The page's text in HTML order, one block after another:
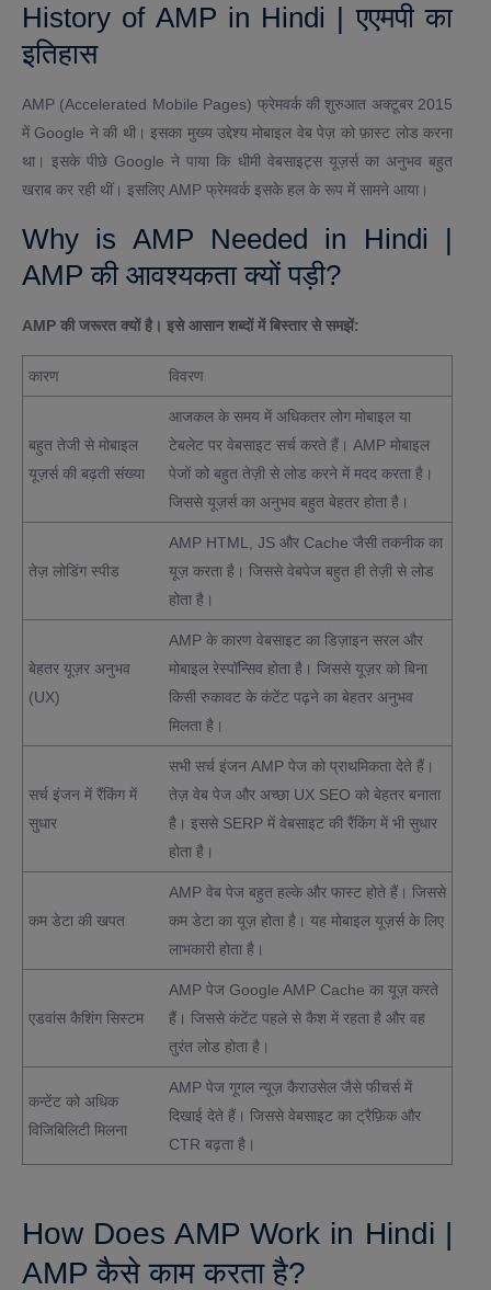
History of AMP in Hindi | एएमपी का
इतिहास
AMP (Accelerated Mobile Pages) फ्रेमवर्क की शुरुआत अक्टूबर 2015
में Google ने की थी। इसका मुख्य उद्देश्य मोबाइल वेब पेज़ को फ़ास्ट लोड करना
था। इसके पीछे Google ने पाया कि धीमी वेबसाइट्स यूज़र्स का अनुभव बहुत
खराब कर रही थीं। इसलिए AMP फ्रेमवर्क इसके हल के रूप में सामने आया।
Why is AMP Needed in Hindi |
AMP की आवश्यकता क्यों पड़ी?
AMP की जरूरत क्यों है। इसे आसान शब्दों में बिस्तार से समझें:
कारण विवरण
बहुत तेजी से मोबाइल
यूज़र्स की बढ़ती संख्या
आजकल के समय में अधिकतर लोग मोबाइल या
टेबलेट पर वेबसाइट सर्च करते हैं। AMP मोबाइल
पेजों को बहुत तेज़ी से लोड करने में मदद करता है।
जिससे यूज़र्स का अनुभव बहुत बेहतर होता है।
तेज़ लोडिंग स्पीड
AMP HTML, JS और Cache जैसी तकनीक का
यूज़ करता है। जिससे वेबपेज बहुत ही तेज़ी से लोड
होता है।
बेहतर यूज़र अनुभव
(UX)
AMP के कारण वेबसाइट का डिज़ाइन सरल और
मोबाइल रेस्पॉन्सिव होता है। जिससे यूज़र को बिना
किसी रुकावट के कंटेंट पढ़ने का बेहतर अनुभव
मिलता है।
सर्च इंजन में रैंकिंग में
सुधार
सभी सर्च इंजन AMP पेज को प्राथमिकता देते हैं।
तेज़ वेब पेज और अच्छा UX SEO को बेहतर बनाता
है। इससे SERP में वेबसाइट की रैंकिंग में भी सुधार
होता है।
कम डेटा की खपत
AMP वेब पेज बहुत हल्के और फास्ट होते हैं। जिससे
कम डेटा का यूज़ होता है। यह मोबाइल यूज़र्स के लिए
लाभकारी होता है।
एडवांस कैशिंग सिस्टम
AMP पेज Google AMP Cache का यूज़ करते
हैं। जिससे कंटेंट पहले से कैश में रहता है और वह
तुरंत लोड होता है।
कन्टेंट को अधिक
विजिबिलिटी मिलना
AMP पेज गूगल न्यूज़ कैराउसेल जैसे फीचर्स में
दिखाई देते हैं। जिससे वेबसाइट का ट्रैफ़िक और
CTR बढ़ता है।
How Does AMP Work in Hindi |
AMP कैसे काम करता है?